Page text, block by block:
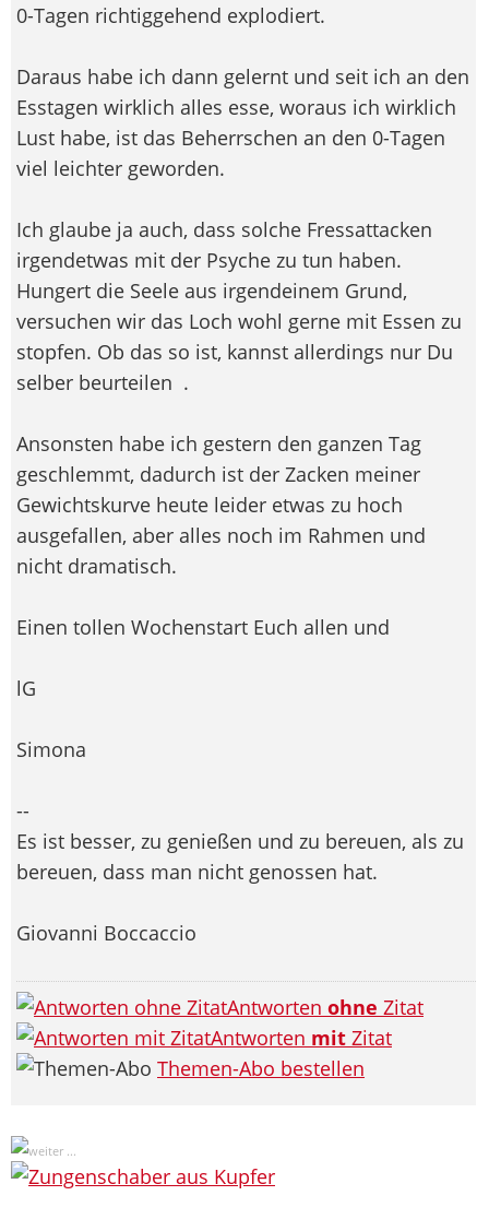
0-Tagen richtiggehend explodiert.
Daraus habe ich dann gelernt und seit ich an den
Esstagen wirklich alles esse, woraus ich wirklich
Lust habe, ist das Beherrschen an den 0-Tagen
viel leichter geworden.
Ich glaube ja auch, dass solche Fressattacken
irgendetwas mit der Psyche zu tun haben.
Hungert die Seele aus irgendeinem Grund,
versuchen wir das Loch wohl gerne mit Essen zu
stopfen. Ob das so ist, kannst allerdings nur Du
selber beurteilen .
Ansonsten habe ich gestern den ganzen Tag
geschlemmt, dadurch ist der Zacken meiner
Gewichtskurve heute leider etwas zu hoch
ausgefallen, aber alles noch im Rahmen und
nicht dramatisch.
Einen tollen Wochenstart Euch allen und
lG
Simona
--
Es ist besser, zu genießen und zu bereuen, als zu
bereuen, dass man nicht genossen hat.
Giovanni Boccaccio
Antworten ohne Zitat
Antworten mit Zitat
Themen-Abo bestellen